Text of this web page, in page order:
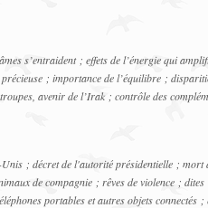
s’entraident ; effets de l’énergie qui
; importance de l’équilibre ;
avenir de l’Irak ; contrôle des
; décret de l'autorité présidentielle ; mort
de compagnie ; rêves de violence ;
portables et autres objets connectés ;